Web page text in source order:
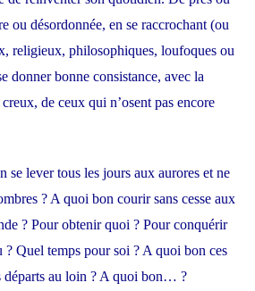
ou désordonnée, en se raccrochant (ou
religieux, philosophiques, loufoques ou
donner bonne consistance, avec la
de ceux qui n’osent pas encore
se lever tous les jours aux aurores et ne
? A quoi bon courir sans cesse aux
? Pour obtenir quoi ? Pour conquérir
Quel temps pour soi ? A quoi bon ces
départs au loin ? A quoi bon… ?